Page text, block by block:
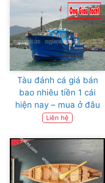
Tàu đánh cá giá bán
bao nhiêu tiền 1 cái
hiện nay – mua ở đâu
Liên hệ